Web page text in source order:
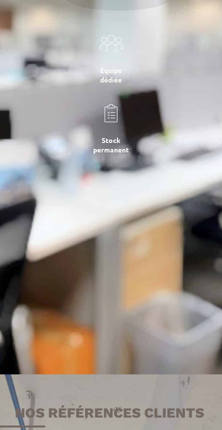
Equipe
dédiée
Stock
permanent
2 plateformes
d’approvisionnement
NOS RÉFÉRENCES CLIENTS